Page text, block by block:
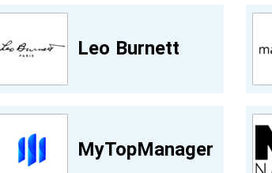
Leo Burnett
MyTopManager